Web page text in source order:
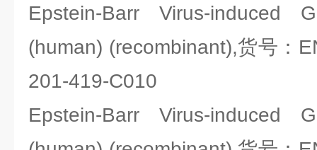
Epstein-Barr Virus-induced
(human) (recombinant),货号：
201-419-C010
Epstein-Barr Virus-induced